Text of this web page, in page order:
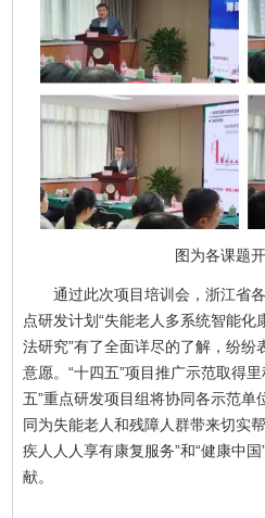
图为各课题
通过此次项目培训会，浙江省各
点研发计划“失能老人多系统智能
法研究”有了全面详尽的了解，纷纷
意愿。“十四五”项目推广示范取得
五”重点研发项目组将协同各示范
同为失能老人和残障人群带来切实
疾人人人享有康复服务”和“健康中
献。